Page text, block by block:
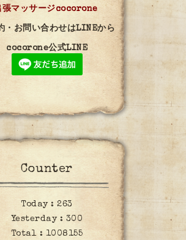
張マッサージcocorone
・お問い合わせはLINEから
cocorone公式LINE
Counter
Today :263
Yesterday : 300
Total : 1008155